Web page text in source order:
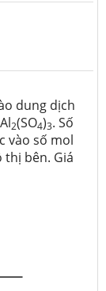
dung dịch
2(SO4)3. Số
vào số mol
bên. Giá